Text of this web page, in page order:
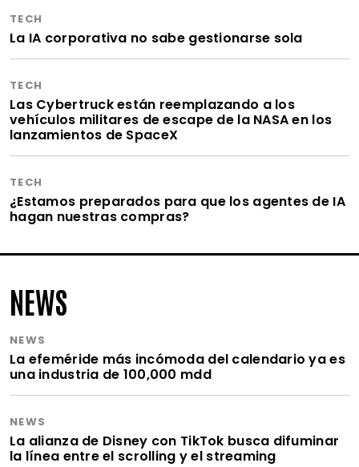
TECH
La IA corporativa no sabe gestionarse sola
TECH
Las Cybertruck están reemplazando a los
vehículos militares de escape de la NASA en los
lanzamientos de SpaceX
TECH
¿Estamos preparados para que los agentes de IA
hagan nuestras compras?
NEWS
NEWS
La efeméride más incómoda del calendario ya es
una industria de 100,000 mdd
NEWS
La alianza de Disney con TikTok busca difuminar
la línea entre el scrolling y el streaming